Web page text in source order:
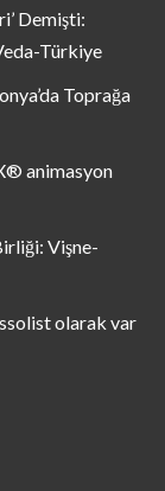
Demişti:
Türkiye
Toprağa
animasyon
Vişne-
olarak var